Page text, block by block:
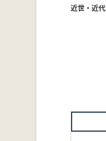
近世・近代